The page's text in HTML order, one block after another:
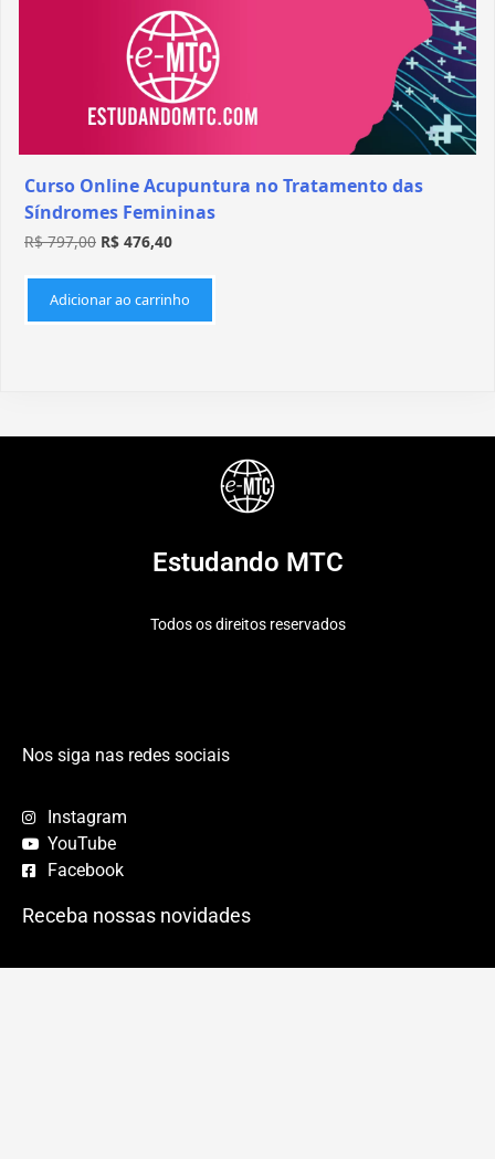
Curso Online Acupuntura no Tratamento das
Síndromes Femininas
R$797,00 R$ 476,40
Adicionar ao carrinho
Estudando MTC
Todos os direitos reservados
Nos siga nas redes sociais
Instagram
YouTube
Facebook
Receba nossas novidades